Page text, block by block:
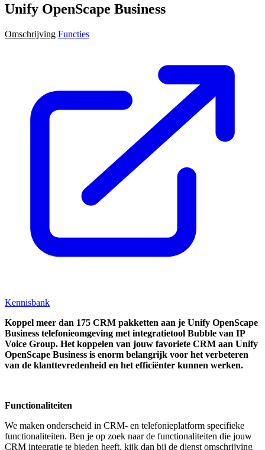
Unify OpenScape Business
Omschrijving Functies
Kennisbank
Koppel meer dan 175 CRM pakketten aan je Unify OpenScape
Business telefonieomgeving met integratietool Bubble van IP
Voice Group. Het koppelen van jouw favoriete CRM aan Unify
OpenScape Business is enorm belangrijk voor het verbeteren
van de klanttevredenheid en het efficiënter kunnen werken.
Functionaliteiten
We maken onderscheid in CRM- en telefonieplatform specifieke
functionaliteiten. Ben je op zoek naar de functionaliteiten die jouw
CRM integratie te bieden heeft, kijk dan bij de dienst omschrijving